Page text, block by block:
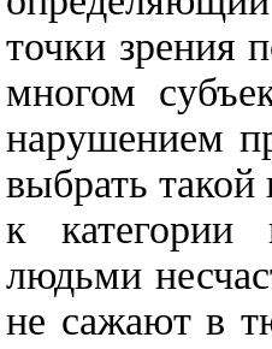
точки зрения
многом
нарушением
выбрать
к категории
людьми
не сажают в